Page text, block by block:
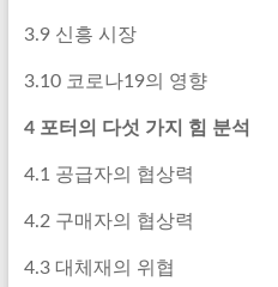
3.9 신흥 시장
3.10 코로나19의 영향
4 포터의 다섯 가지 힘 분석
4.1 공급자의 협상력
4.2 구매자의 협상력
4.3 대체재의 위협